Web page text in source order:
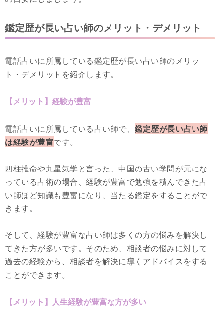
鑑定歴が長い占い師のメリット・デメリット
電話占いに所属している鑑定歴が長い占い師のメリッ
ト・デメリットを紹介します。
【メリット】経験が豊富
電話占いに所属している占い師で、 鑑定歴が長い占い師
は経験が豊富です。
四柱推命や九星気学と言った、中国の古い学問が元にな
っている占術の場合、経験が豊富で勉強を積んできた占
い師ほど知識も豊富になり、当たる鑑定をすることがで
きます。
そして、経験が豊富な占い師は多くの方の悩みを解決し
てきた方が多いです。そのため、相談者の悩みに対して
過去の経験から、相談者を解決に導くアドバイスをする
ことができます。
【メリット】人生経験が豊富な方が多い